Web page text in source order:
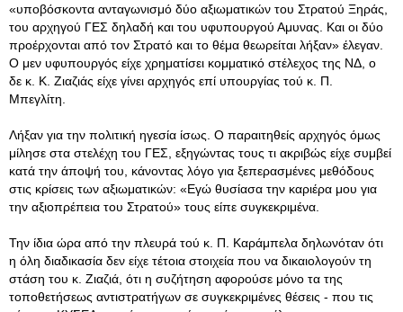
«υποβόσκοντα ανταγωνισμό δύο αξιωματικών του Στρατού Ξηράς,
του αρχηγού ΓΕΣ δηλαδή και του υφυπουργού Αμυνας. Και οι δύο
προέρχονται από τον Στρατό και το θέμα θεωρείται λήξαν» έλεγαν.
Ο μεν υφυπουργός είχε χρηματίσει κομματικό στέλεχος της ΝΔ, ο
δε κ. Κ. Ζιαζιάς είχε γίνει αρχηγός επί υπουργίας τού κ. Π.
Μπεγλίτη.
Λήξαν για την πολιτική ηγεσία ίσως. Ο παραιτηθείς αρχηγός όμως
μίλησε στα στελέχη του ΓΕΣ, εξηγώντας τους τι ακριβώς είχε συμβεί
κατά την άποψή του, κάνοντας λόγο για ξεπερασμένες μεθόδους
στις κρίσεις των αξιωματικών: «Εγώ θυσίασα την καριέρα μου για
την αξιοπρέπεια του Στρατού» τους είπε συγκεκριμένα.
Την ίδια ώρα από την πλευρά τού κ. Π. Καράμπελα δηλωνόταν ότι
η όλη διαδικασία δεν είχε τέτοια στοιχεία που να δικαιολογούν τη
στάση του κ. Ζιαζιά, ότι η συζήτηση αφορούσε μόνο τα της
τοποθετήσεως αντιστρατήγων σε συγκεκριμένες θέσεις - που τις